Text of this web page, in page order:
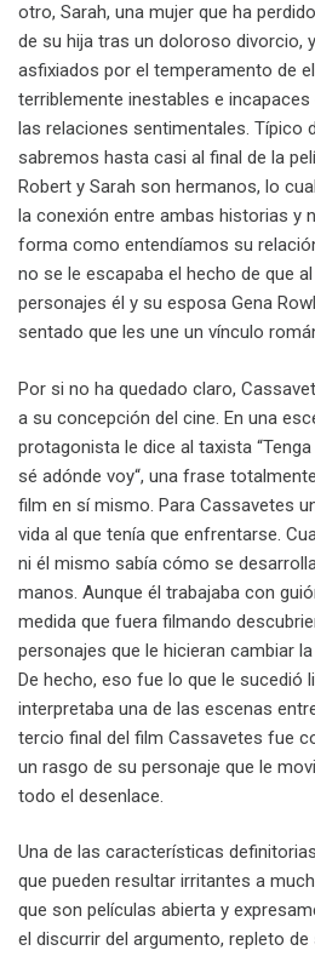
otro, Sarah, una mujer que ha
de su hija tras un doloroso divorcio,
asfixiados por el temperamento de
terriblemente inestables e
las relaciones sentimentales. Típico
sabremos hasta casi al final de la
Robert y Sarah son hermanos, lo
la conexión entre ambas historias y
forma como entendíamos su
no se le escapaba el hecho de que
personajes él y su esposa Gena
sentado que les une un vínculo
Por si no ha quedado claro,
a su concepción del cine. En una
protagonista le dice al taxista
sé adónde voy“, una frase
film en sí mismo. Para Cassavetes
vida al que tenía que enfrentarse.
ni él mismo sabía cómo se
manos. Aunque él trabajaba con
medida que fuera filmando
personajes que le hicieran cambiar
De hecho, eso fue lo que le sucedió
interpretaba una de las escenas
tercio final del film Cassavetes fue
un rasgo de su personaje que le
todo el desenlace.
Una de las características
que pueden resultar irritantes a
que son películas abierta y
el discurrir del argumento, repleto